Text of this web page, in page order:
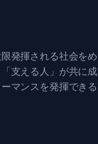
発揮される社会をめ
支える人」が共に成
マンスを発揮できる